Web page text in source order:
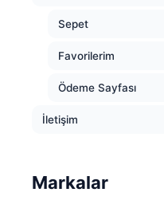
Sepet
Favorilerim
Ödeme Sayfası
İletişim
Markalar